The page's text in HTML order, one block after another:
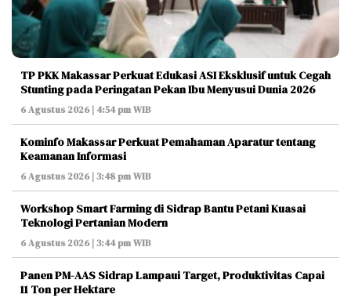
TP PKK Makassar Perkuat Edukasi ASI Eksklusif untuk Cegah
Stunting pada Peringatan Pekan Ibu Menyusui Dunia 2026
6 Agustus 2026 | 4:54 pm WIB
Kominfo Makassar Perkuat Pemahaman Aparatur tentang
Keamanan Informasi
6 Agustus 2026 | 3:48 pm WIB
Workshop Smart Farming di Sidrap Bantu Petani Kuasai
Teknologi Pertanian Modern
6 Agustus 2026 | 3:44 pm WIB
Panen PM-AAS Sidrap Lampaui Target, Produktivitas Capai
11 Ton per Hektare